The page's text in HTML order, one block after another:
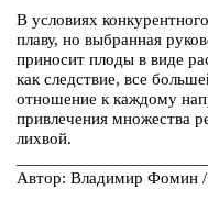
В условиях
плаву, но выбранная
приносит плоды в виде
как следствие, все
отношение к каждому
привлечения множества
лихвой.
Автор: Владимир Фомин /